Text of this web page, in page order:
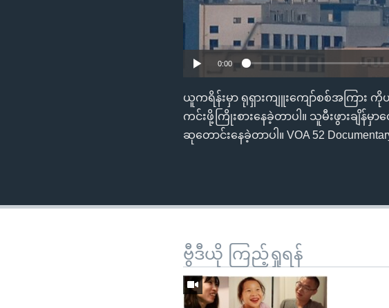
0:00
ယူကရိန်းမှာ ရုရှားကျူးကျော်စစ်အကြား
ကင်းဖို့ကြိုးစားနေခဲ့တာပါ။ သူမီးဖွားချိ
ဆုတောင်းနေခဲ့တာပါ။ VOA 52
ဗွီဒီယို ကြည့်ရှုရန်